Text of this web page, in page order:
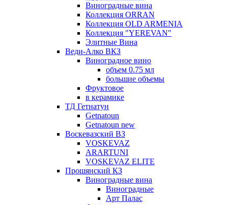
Виноградные вина
Коллекция ORRAN
Коллекция OLD ARMENIA
Коллекция "YEREVAN"
Элитные Вина
Веди-Алко ВКЗ
Виноградное вино
объем 0.75 мл
большие объемы
Фруктовое
в керамике
ТД Гетнатун
Getnatoun
Getnatoun new
Воскевазский ВЗ
VOSKEVAZ
ARARTUNI
VOSKEVAZ ELITE
Прошянский КЗ
Виноградные вина
Виноградные
Арт Палас